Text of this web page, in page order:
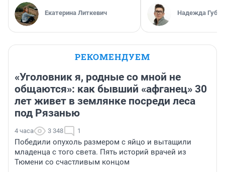
Екатерина Литкевич Надежда
РЕКОМЕНДУЕМ
«Уголовник я, родные со мной не
общаются»: как бывший «афганец» 30
лет живет в землянке посреди леса
под Рязанью
4 часа 3 348 1
Победили опухоль размером с яйцо и вытащили
младенца с того света. Пять историй врачей из
Тюмени со счастливым концом